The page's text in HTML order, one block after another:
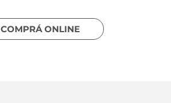
COMPRÁ ONLINE